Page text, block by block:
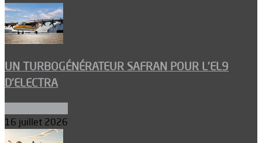
UN TURBOGÉNÉRATEUR SAFRAN POUR L’EL9
D’ELECTRA
16 juillet 2026